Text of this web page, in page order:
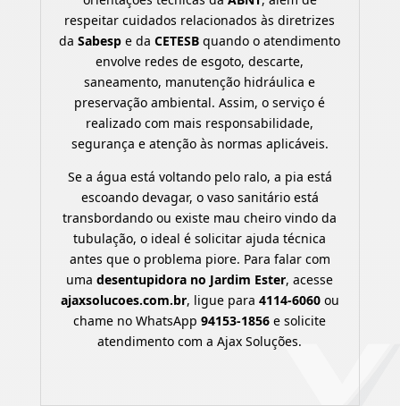
respeitar cuidados relacionados às diretrizes
daSabesp e daCETESB quando o atendimento
envolve redes de esgoto, descarte,
saneamento, manutenção hidráulica e
preservação ambiental. Assim, o serviço é
realizado com mais responsabilidade,
segurança e atenção às normas aplicáveis.
Se a água está voltando pelo ralo, a pia está
escoando devagar, o vaso sanitário está
transbordando ou existe mau cheiro vindo da
tubulação, o ideal é solicitar ajuda técnica
antes que o problema piore. Para falar com
umadesentupidora no Jardim Ester, acesse
ajaxsolucoes.com.br, ligue para 4114-6060ou
chame no WhatsApp94153-1856 e solicite
atendimento com a Ajax Soluções.